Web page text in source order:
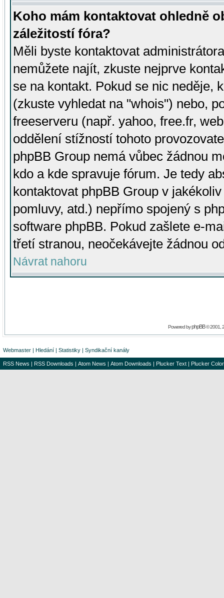
Koho mám kontaktovat ohledně
záležitostí fóra?
Měli byste kontaktovat
nemůžete najít, zkuste nejprve
se na kontakt. Pokud se nic neděje,
(zkuste vyhledat na "whois") nebo,
freeserveru (např. yahoo, free.fr,
oddělení stížností tohoto
phpBB Group nemá vůbec žádnou
kdo a kde spravuje fórum. Je tedy
kontaktovat phpBB Group v
pomluvy, atd.) nepřímo spojený s
software phpBB. Pokud zašlete e-
třetí stranou, neočekávejte žádnou
Návrat nahoru
Powered byphpBB© 2001,
Webmaster | Hledání | Statistiky | Syndikační kanály
RSS News | RSS Downloads | Atom News | Atom Downloads | Plucker Text | Plucker Color